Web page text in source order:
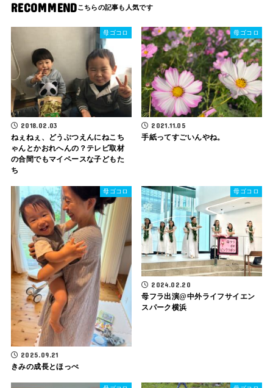
RECOMMEND
母ゴコロ
2018.02.03
ねぇねぇ、どうぶつえんにねこち
ゃんとかおれへんの？テレビ取材
の合間でもマイペースな子どもた
ち
母ゴコロ
2021.11.05
手紙ってすごいんやね。
母ゴコロ
2025.09.21
きみの成長とほっぺ
母ゴコロ
2024.02.20
母フラ出演@中外ライフサイエン
スパーク横浜